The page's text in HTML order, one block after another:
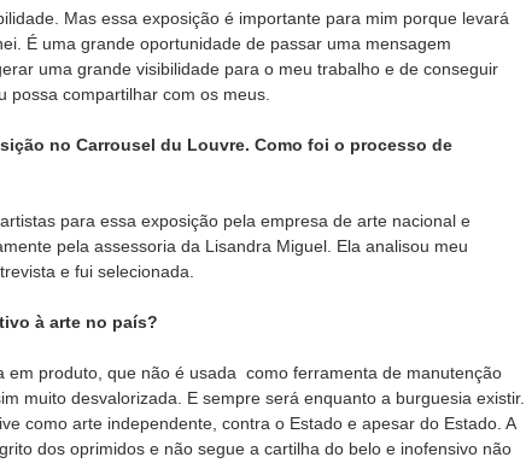
Mas essa exposição é importante para mim porque levará
É uma grande oportunidade de passar uma mensagem
uma grande visibilidade para o meu trabalho e de conseguir
possa compartilhar com os meus.
no Carrousel du Louvre. Como foi o processo de
para essa exposição pela empresa de arte nacional e
pela assessoria da Lisandra Miguel. Ela analisou meu
e fui selecionada.
à arte no país?
em produto, que não é usada como ferramenta de manutenção
muito desvalorizada. E sempre será enquanto a burguesia existir.
como arte independente, contra o Estado e apesar do Estado. A
dos oprimidos e não segue a cartilha do belo e inofensivo não